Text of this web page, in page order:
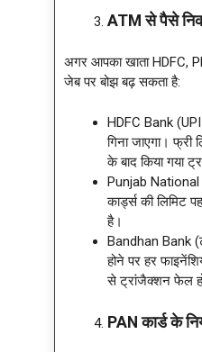
ATM से पैसे
अगर आपका खाता HDFC,
जेब पर बोझ बढ़ सकता है:
HDFC Bank
गिना जाएगा।
के बाद किया गया
Punjab National
कार्ड्स की लिमिट
है।
Bandhan Bank
होने पर हर
से ट्रांजैक्शन फेल
PAN कार्ड के